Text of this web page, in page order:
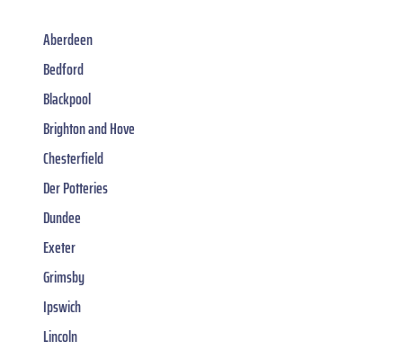
Aberdeen
Bedford
Blackpool
Brighton and Hove
Chesterfield
Der Potteries
Dundee
Exeter
Grimsby
Ipswich
Lincoln